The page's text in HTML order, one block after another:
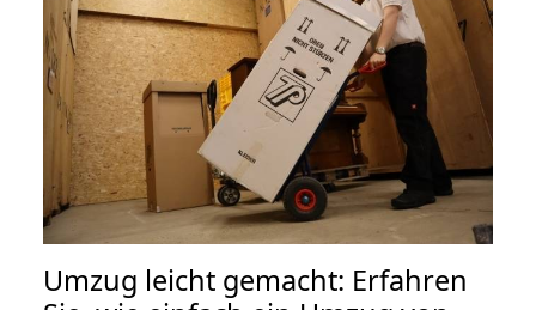
Umzug leicht gemacht: Erfahren